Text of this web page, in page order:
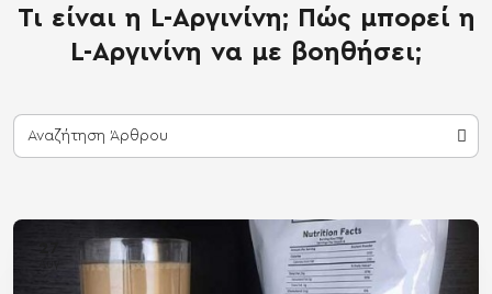
Τι είναι η L-Αργινίνη; Πώς μπορεί η
L-Αργινίνη να με βοηθήσει;